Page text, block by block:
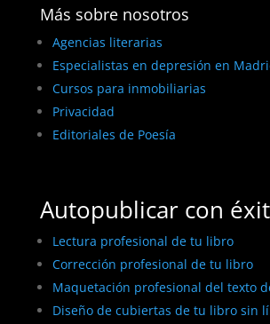
Más sobre nosotros
Agencias literarias
Especialistas en depresión en
Cursos para inmobiliarias
Privacidad
Editoriales de Poesía
Autopublicar con
Lectura profesional de tu libro
Corrección profesional de tu libro
Maquetación profesional del texto
Diseño de cubiertas de tu libro sin